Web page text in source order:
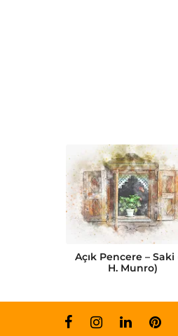
Açık Pencere – Saki
H. Munro)